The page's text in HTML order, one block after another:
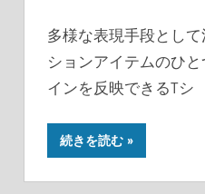
多様な表現手段とし
ションアイテムのひ
インを反映できるTシ
続きを読む